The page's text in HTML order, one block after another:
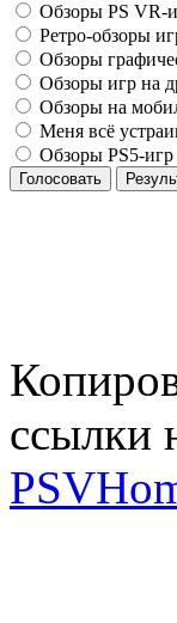
Обзоры PS VR-
Ретро-обзоры
Обзоры
Обзоры игр на
Обзоры на
Меня всё
Обзоры PS5-игр
Голосовать
ссылки